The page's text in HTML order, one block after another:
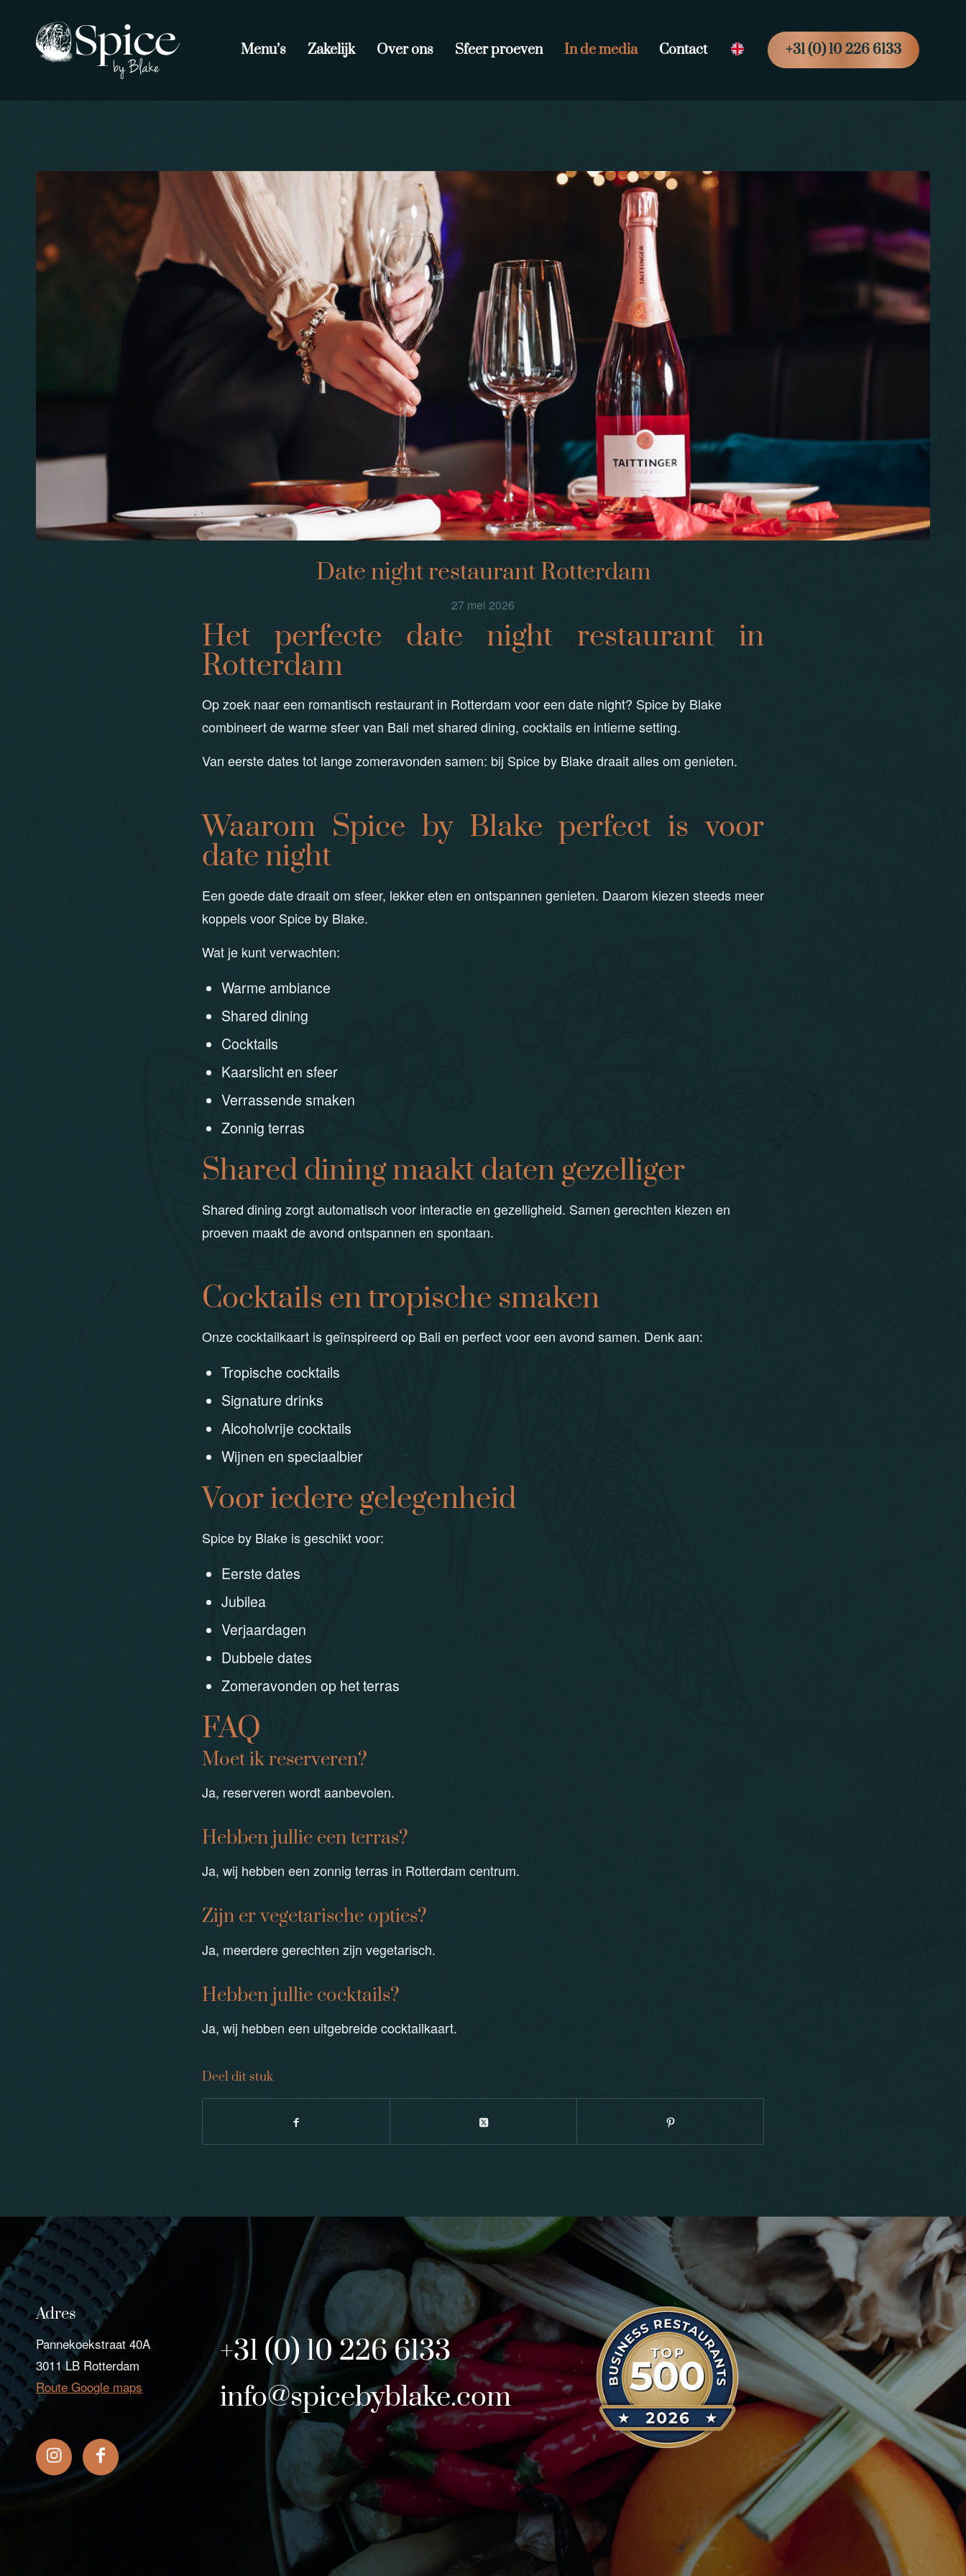
Menu’s Zakelijk Over ons Sfeer proeven In de media Contact +31 (0) 10 226 6133
Date night restaurant Rotterdam
27 mei 2026
Het perfecte date night restaurant in
Rotterdam
Op zoek naar een romantisch restaurant in Rotterdam voor een date night? Spice by Blake
combineert de warme sfeer van Bali met shared dining, cocktails en intieme setting.
Van eerste dates tot lange zomeravonden samen: bij Spice by Blake draait alles om genieten.
Waarom Spice by Blake perfect is voor
date night
Een goede date draait om sfeer, lekker eten en ontspannen genieten. Daarom kiezen steeds meer
koppels voor Spice by Blake.
Wat je kunt verwachten:
Warme ambiance
Shared dining
Cocktails
Kaarslicht en sfeer
Verrassende smaken
Zonnig terras
Shared dining maakt daten gezelliger
Shared dining zorgt automatisch voor interactie en gezelligheid. Samen gerechten kiezen en
proeven maakt de avond ontspannen en spontaan.
Cocktails en tropische smaken
Onze cocktailkaart is geïnspireerd op Bali en perfect voor een avond samen. Denk aan:
Tropische cocktails
Signature drinks
Alcoholvrije cocktails
Wijnen en speciaalbier
Voor iedere gelegenheid
Spice by Blake is geschikt voor:
Eerste dates
Jubilea
Verjaardagen
Dubbele dates
Zomeravonden op het terras
FAQ
Moet ik reserveren?
Ja, reserveren wordt aanbevolen.
Hebben jullie een terras?
Ja, wij hebben een zonnig terras in Rotterdam centrum.
Zijn er vegetarische opties?
Ja, meerdere gerechten zijn vegetarisch.
Hebben jullie cocktails?
Ja, wij hebben een uitgebreide cocktailkaart.
Deel dit stuk
Adres
Pannekoekstraat 40A
3011 LB Rotterdam
Route Google maps
+31 (0) 10 226 6133
info@spicebyblake.com